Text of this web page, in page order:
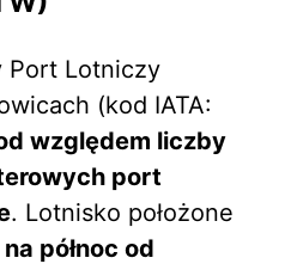
Port Lotniczy
(kod IATA:
względem liczby
port
. Lotnisko położone
północ od